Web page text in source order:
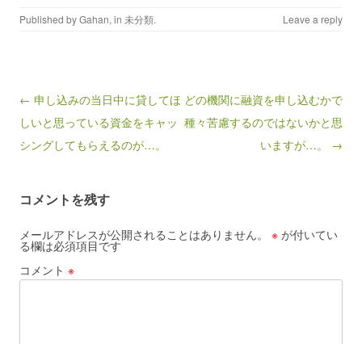
Published byGahan, in 未分類. Leave a reply
Post navigation
← 申し込みの当日中に貸してほ
しいと思っている資金をキャッ
シングしてもらえるのが…。
どの機関に融資を申し込むかで
種々苦慮するのではないかと思
いますが…。 →
コメントを残す
メールアドレスが公開されることはありません。 ※ が付いてい
る欄は必須項目です
コメント ※